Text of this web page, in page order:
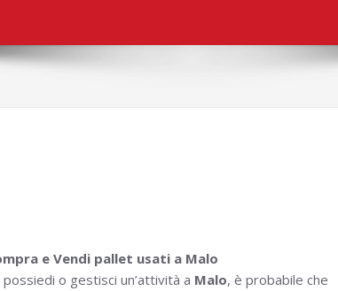
e Vendi pallet usati a Malo
possiedi o gestisci un’attività a Malo, è probabile che